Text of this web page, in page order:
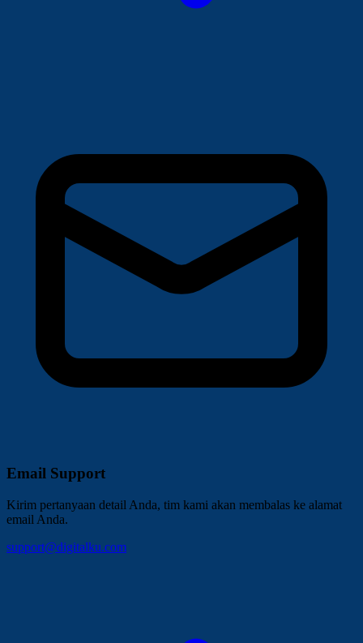
Email Support
Kirim pertanyaan detail Anda, tim kami akan membalas ke alamat
email Anda.
support@digitalku.com